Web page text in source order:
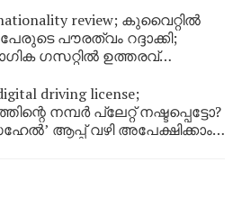
review; കുവൈറ്റിൽ
പൗരത്വം റദ്ദാക്കി;
ഗസറ്റിൽ ഉത്തരവ്
driving license;
നമ്പര്‍ പ്ലേറ്റ് നഷ്ടപ്പെട്ടോ?
ആപ്പ് വഴി അപേക്ഷിക്കാം;